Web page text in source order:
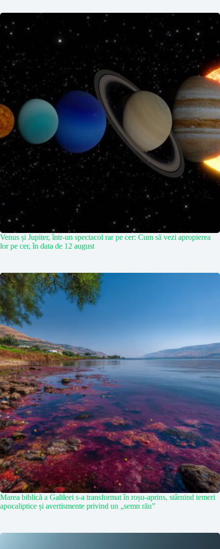
Venus și Jupiter, într-un spectacol rar pe cer: Cum să vezi apropierea
lor pe cer, în data de 12 august
Marea biblică a Galileei s-a transformat în roșu-aprins, stârnind temeri
apocaliptice și avertismente privind un „semn rău”